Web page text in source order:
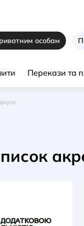
особам
Перекази та